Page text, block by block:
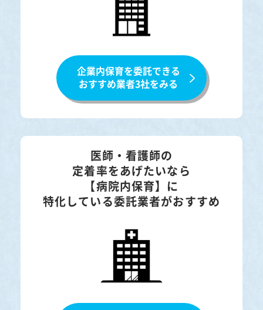
企業内保育を委託できる
おすすめ業者3社をみる
医師・看護師の
定着率をあげたいなら
【病院内保育】に
特化している委託業者がおすすめ